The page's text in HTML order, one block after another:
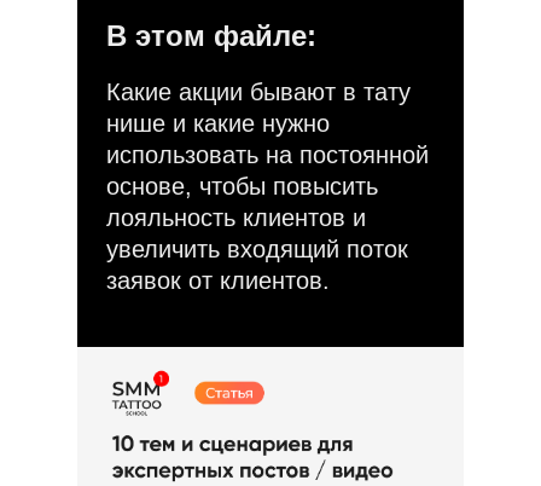
В этом файле:
Какие акции бывают в тату
нише и какие нужно
использовать на постоянной
основе, чтобы повысить
лояльность клиентов и
увеличить входящий поток
заявок от клиентов.